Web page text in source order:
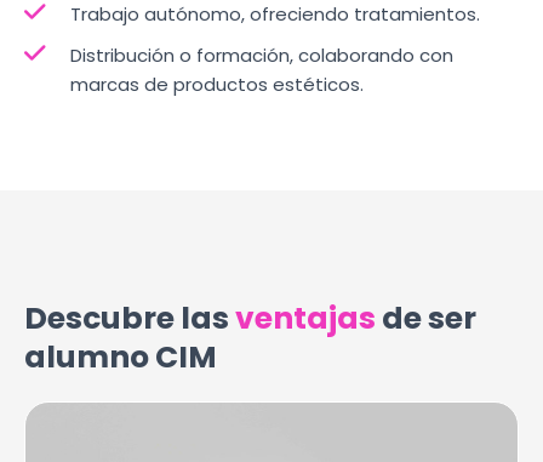
Trabajo autónomo, ofreciendo tratamientos.
Distribución o formación, colaborando con
marcas de productos estéticos.
Descubre lasventajas de ser
alumno CIM